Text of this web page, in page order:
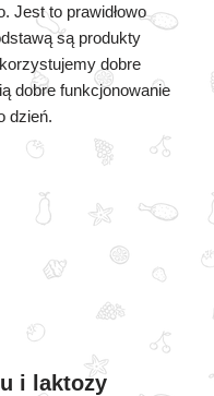
Jest to prawidłowo
są produkty
dobre
dobre funkcjonowanie
dzień.
i laktozy